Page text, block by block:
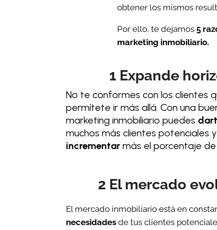
obtener los mismos
Por ello, te dejamos5
marketing inmobiliario.
1 Expande
No te conformes con los clientes
permítete ir más allá. Con una
marketing inmobiliario puedes
muchos más clientes potenciales
incrementarmás el porcentaje de
2 El mercado
El mercado inmobiliario está en
necesidades de tus clientes